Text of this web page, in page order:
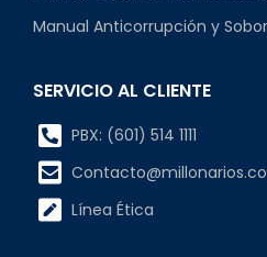
Manual Anticorrupción y
SERVICIO AL CLIENTE
PBX: (601) 514 1111
Línea Ética